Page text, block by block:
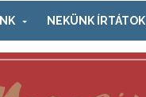
NEKÜNK ÍRTÁTOK